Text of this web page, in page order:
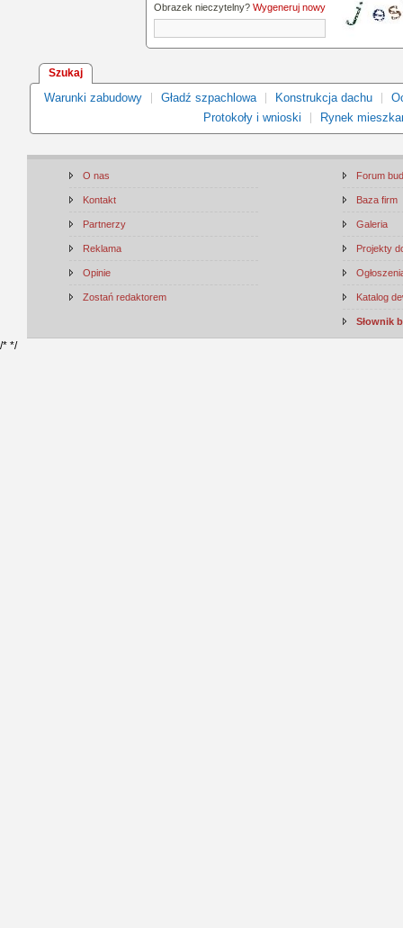
Obrazek nieczytelny? Wygeneruj nowy
Szukaj
Warunki zabudowy Gładź szpachlowa Konstrukcja dachu
Protokoły i wnioski
Rynek
O nas
Kontakt
Partnerzy
Reklama
Opinie
Zostań redaktorem
Forum
Baza firm
Galeria
Projekty
Katalog
Słownik
/* */